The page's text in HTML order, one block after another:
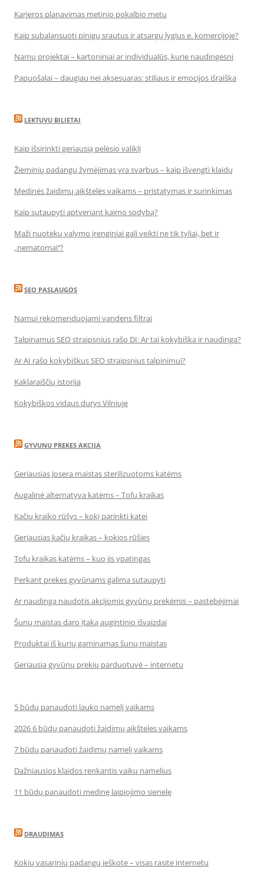
Karjeros planavimas metinio pokalbio metu
Kaip subalansuoti pinigų srautus ir atsargų lygius e. komercijoje?
Namų projektai – kartoniniai ar individualūs, kurie naudingesni
Papuošalai – daugiau nei aksesuaras: stiliaus ir emocijos išraiška
LEKTUVU BILIETAI
Kaip išsirinkti geriausią pelėsio valiklį
Žieminių padangų žymėjimas yra svarbus – kaip išvengti klaidų
Medinės žaidimų aikštelės vaikams – pristatymas ir surinkimas
Kaip sutaupyti aptveriant kaimo sodybą?
Maži nuotekų valymo įrenginiai gali veikti ne tik tyliai, bet ir
„nematomai‘‘?
SEO PASLAUGOS
Namui rekomenduojami vandens filtrai
Talpinamus SEO straipsnius rašo DI: Ar tai kokybiška ir naudinga?
Ar AI rašo kokybiškus SEO straipsnius talpinimui?
Kaklaraiščių istorija
Kokybiškos vidaus durys Vilniuje
GYVUNU PREKES AKCIJA
Geriausias Josera maistas sterilizuotoms katėms
Augalinė alternatyva katėms – Tofu kraikas
Kačių kraiko rūšys – kokį parinkti katei
Geriausias kačių kraikas – kokios rūšies
Tofu kraikas katėms – kuo jis ypatingas
Perkant prekes gyvūnams galima sutaupyti
Ar naudinga naudotis akcijomis gyvūnų prekėmis – pastebėjimai
Šunų maistas daro įtaką augintinio išvaizdai
Produktai iš kurių gaminamas šunų maistas
Geriausia gyvūnų prekių parduotuvė – internetu
5 būdų panaudoti lauko namelį vaikams
2026 6 būdų panaudoti žaidimų aikšteles vaikams
7 būdų panaudoti žaidimų namelį vaikams
Dažniausios klaidos renkantis vaikų namelius
11 būdų panaudoti medinę laipiojimo sienelę
DRAUDIMAS
Kokių vasarinių padangų ieškote – visas rasite internetu